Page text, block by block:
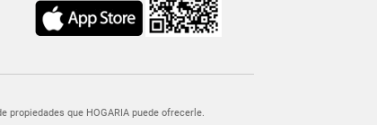
que HOGARIA puede ofrecerle.